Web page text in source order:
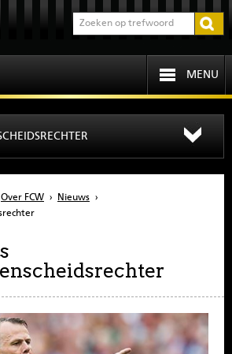
MENU
Over FCW › Nieuws ›